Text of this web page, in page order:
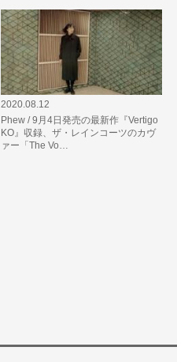
2020.08.12
Phew / 9月4日発売の最新作『Vertigo
KO』収録、ザ・レインコーツのカヴ
ァー「The Vo…